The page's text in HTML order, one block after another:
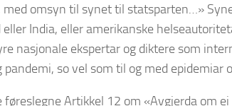
med omsyn til synet til statsparten…»
eller India, eller amerikanske
nasjonale ekspertar og diktere som
so vel som til og med epidemiar
føreslegne Artikkel 12 om «Avgjerda om